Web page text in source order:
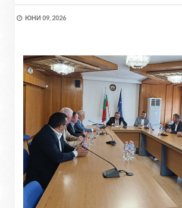
ЮНИ 09, 2026